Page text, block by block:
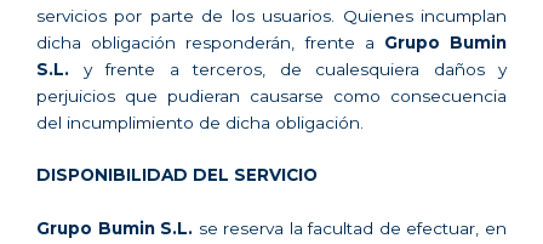
servicios por parte de los usuarios. Quienes incumplan
dicha obligación responderán, frente a Grupo Bumin
S.L. y frente a terceros, de cualesquiera daños y
perjuicios que pudieran causarse como consecuencia
del incumplimiento de dicha obligación.
DISPONIBILIDAD DEL SERVICIO
Grupo Bumin S.L. se reserva la facultad de efectuar, en